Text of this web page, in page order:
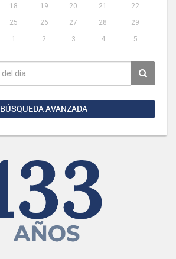
18 19 20 21
22
25 26 27 28
29
1 2 3 4 5
BÚSQUEDA AVANZADA